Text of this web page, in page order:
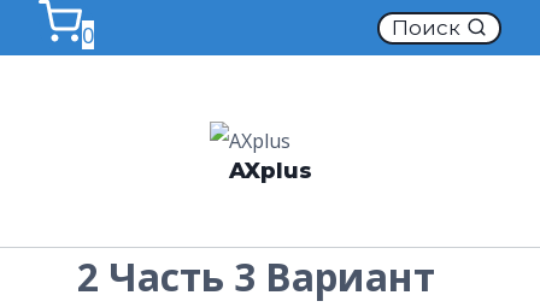
Перейти
к
0 Поиск
AXplus
2 Часть 3 Вариант